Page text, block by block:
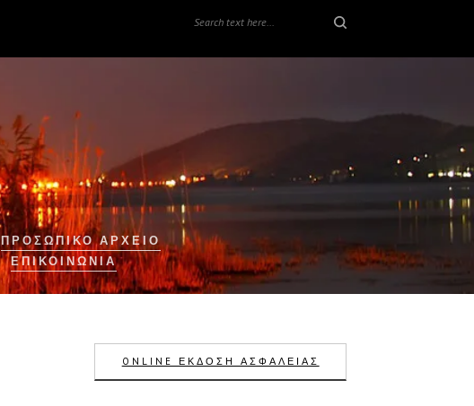
ΠΡΟΣΩΠΙΚΟ ΑΡΧΕΙΟ
ΕΠΙΚΟΙΝΩΝΊΑ
ONLINE ΕΚΔΟΣΗ ΑΣΦΑΛΕΙΑΣ